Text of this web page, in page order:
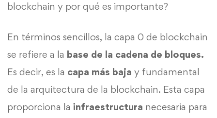
blockchain y por qué es importante?
En términos sencillos, la capa 0 de blockchain
se refiere a la base de la cadena de bloques.
Es decir, es la capa más baja y fundamental
de la arquitectura de la blockchain. Esta capa
proporciona la infraestructura necesaria para